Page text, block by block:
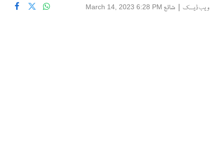
ویب ڈیسک | شائع March 14, 2023 6:28 PM